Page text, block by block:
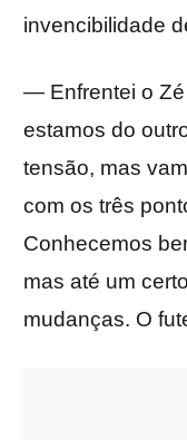
invencibilidade
— Enfrentei o Zé
estamos do
tensão, mas
com os três
Conhecemos
mas até um
mudanças. O